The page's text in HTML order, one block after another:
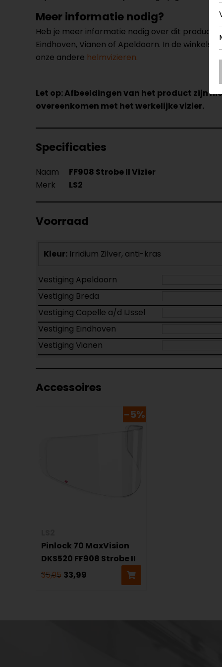
Meer informatie nodig?
Heb je meer informatie nodig over dit product?
Eindhoven, Vianen of Apeldoorn. In de winkels
onze andere helmvizieren.
Let op: Afbeeldingen van het product zijn
overeenkomen met het werkelijke vizier.
Specificaties
Naam FF908 Strobe II Vizier
Merk
LS2
Voorraad
Kleur: Irridium Zilver, anti-kras
Vestiging Apeldoorn
Vestiging Breda
Vestiging Capelle a/d IJssel
Vestiging Eindhoven
Vestiging Vianen
Accessoires
-5%
Pinlock 70 MaxVision
DKS520 FF908 Strobe II
35,95 33,99